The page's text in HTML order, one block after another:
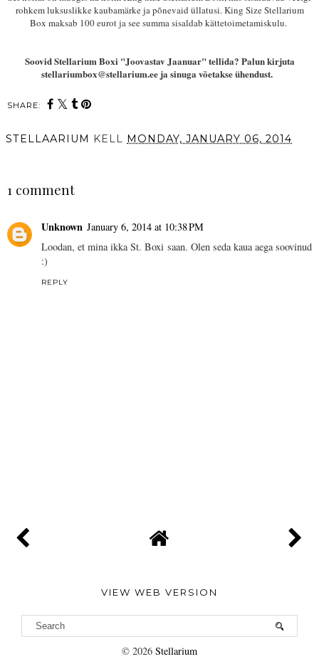
rohkem luksuslikke kaubamärke ja põnevaid üllatusi.King Size Stellarium
Box maksab 100 eurot ja see summa sisaldab kättetoimetamiskulu.
Soovid Stellarium Boxi "Joovastav Jaanuar" tellida? Palun kirjuta
stellariumbox@stellarium.ee ja sinuga võetakse ühendust.
SHARE:
STELLAARIUM KELL MONDAY, JANUARY 06, 2014
1 comment
Unknown January 6, 2014 at 10:38 PM
Loodan, et mina ikka St. Boxi saan. Olen seda kaua aega soovinud
:)
REPLY
VIEW WEB VERSION
© 2026 Stellarium